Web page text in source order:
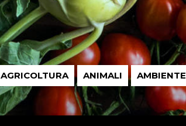
AGRICOLTURA ANIMALI AMBIENTE